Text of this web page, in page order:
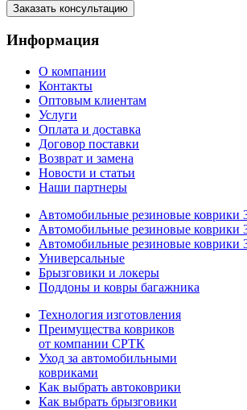
Заказать консультацию
Информация
О компании
Контакты
Оптовым клиентам
Услуги
Оплата и доставка
Договор поставки
Возврат и замена
Новости и статьи
Наши партнеры
Автомобильные резиновые коврики
Автомобильные резиновые коврики
Автомобильные резиновые коврики
Универсальные
Брызговики и локеры
Поддоны и ковры багажника
Технология изготовления
Преимущества ковриков
от компании СРТК
Уход за автомобильными
ковриками
Как выбрать автоковрики
Как выбрать брызговики